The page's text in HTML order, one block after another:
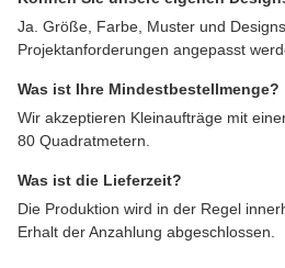
Ja. Größe, Farbe, Muster und
Projektanforderungen angepasst
Was ist Ihre Mindestbestellmenge?
Wir akzeptieren Kleinaufträge mit
80 Quadratmetern.
Was ist die Lieferzeit?
Die Produktion wird in der Regel
Erhalt der Anzahlung abgeschlossen.